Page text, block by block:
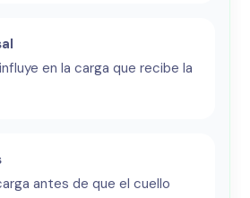
en la carga que recibe la
antes de que el cuello